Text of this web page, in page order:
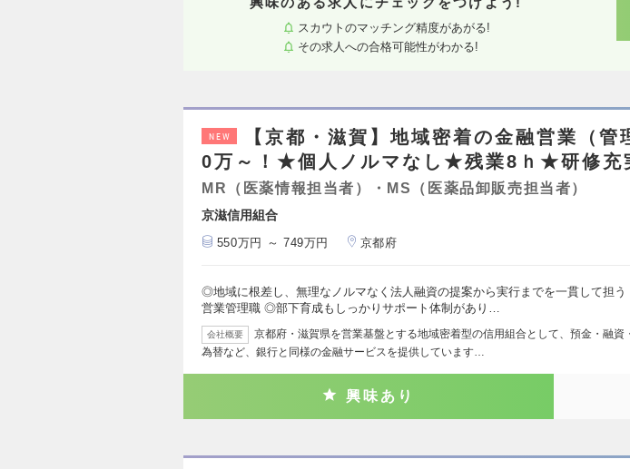
スカウトのマッチング精度があがる!
その求人への合格可能性がわかる!
NEW
【京都・滋賀】地域密着の金融営業（管
0万～！★個人ノルマなし★残業8ｈ★研修充
MR（医薬情報担当者）・MS（医薬品卸販売担当者）
京滋信用組合
550万円 ～ 749万円 京都府
◎地域に根差し、無理なノルマなく法人融資の提案から実行までを一貫して担う
営業管理職 ◎部下育成もしっかりサポート体制があり…
会社概要
京都府・滋賀県を営業基盤とする地域密着型の信用組合として、預金・融資・
為替など、銀行と同様の金融サービスを提供しています…
興味あり